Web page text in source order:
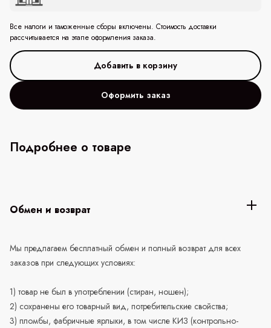
Все налоги и таможенные сборы включены. Стоимость доставки
рассчитывается на этапе оформления заказа.
Оформить заказ
Подробнее о товаре
Обмен и возврат
Мы предлагаем бесплатный обмен и полный возврат для всех
заказов при следующих условиях:
1) товар не был в употреблении (стиран, ношен);
2) сохранены его товарный вид, потребительские свойства;
3) пломбы, фабричные ярлыки, в том числе КИЗ (контрольно-